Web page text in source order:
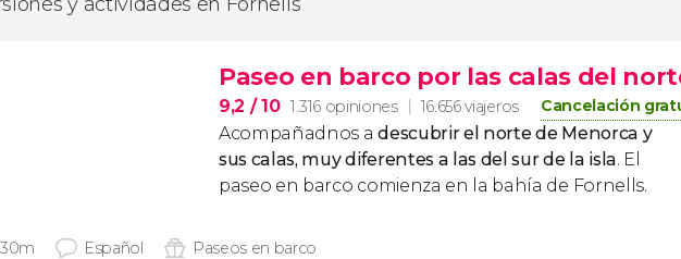
Paseo en barco por las calas del
9,2 / 10 1.316 opiniones 16.656 viajeros Cancelación
Acompañadnos adescubrir el norte de Menorca y
sus calas, muy diferentes a las del sur de la isla. El
paseo en barco comienza en la bahía de Fornells.
Español Paseos en barco